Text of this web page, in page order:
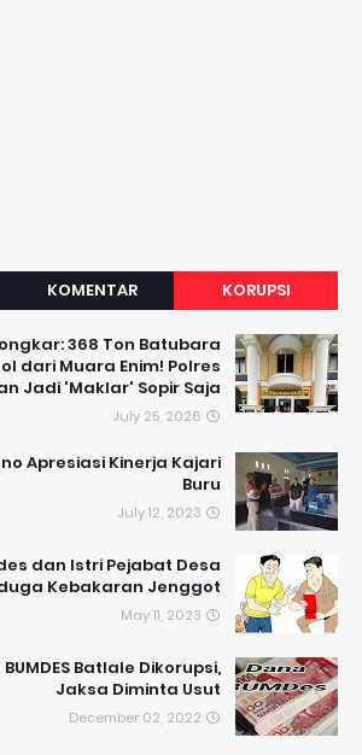
KORUPSI
KOMENTAR
368 Ton Batubara
dari Muara Enim! Polres
Jadi 'Maklar' Sopir Saja!"
July 25, 2026
Apresiasi Kinerja Kajari
Buru
July 12, 2023
dan Istri Pejabat Desa
Kebakaran Jenggot
May 11, 2023
Batlale Dikorupsi,
Jaksa Diminta Usut
December 02, 2022